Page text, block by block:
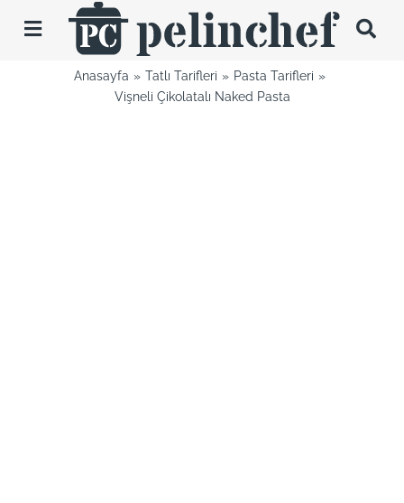
Toggle
Navigation
TariflerAnasayfa Tatlı Tarifleri
Pasta Tarifleri
Vişneli Çikolatalı Naked Pasta